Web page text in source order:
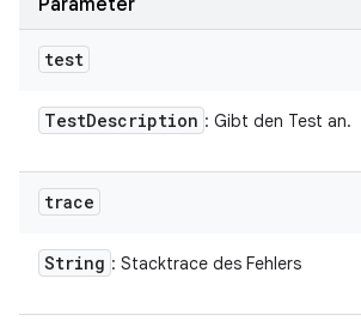
Parameter
test
TestDescription : Gibt den Test an.
trace
String : Stacktrace des Fehlers